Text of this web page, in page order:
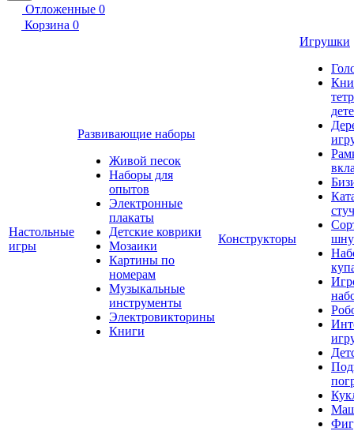
Отложенные 0
Корзина 0
Настольные
игры
Развивающие наборы
Живой песок
Наборы для
опытов
Электронные
плакаты
Детские коврики
Мозаики
Картины по
номерам
Музыкальные
инструменты
Электровикторины
Книги
Конструкторы
Игрушки